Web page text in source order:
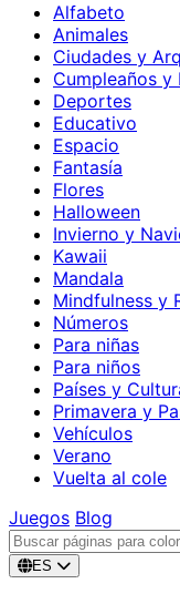
Alfabeto
Animales
Ciudades y
Cumpleaños y
Deportes
Educativo
Espacio
Fantasía
Flores
Halloween
Invierno y
Kawaii
Mandala
Mindfulness y
Números
Para niñas
Para niños
Países y
Primavera y
Vehículos
Verano
Vuelta al cole
Juegos Blog
ES